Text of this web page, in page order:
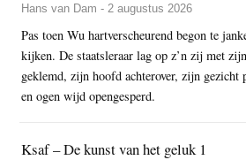
Hans van Dam - 2 augustus 2026
Pas toen Wu hartverscheurend begon te
kijken. De staatsleraar lag op z’n zij met
geklemd, zijn hoofd achterover, zijn gezicht
en ogen wijd opengesperd.
Ksaf – De kunst van het geluk 1